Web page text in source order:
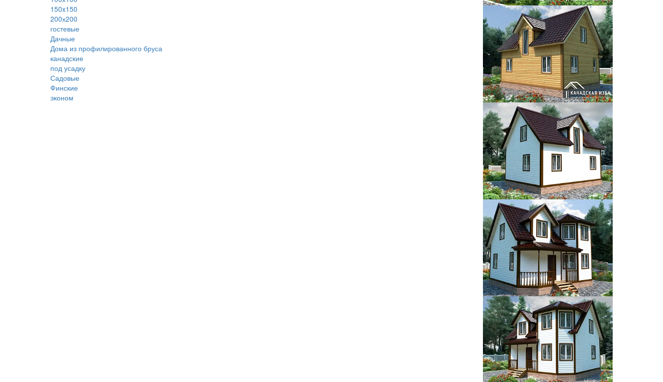
150x150
200х200
гостевые
Дачные
Дома из профилированного бруса
канадские
под усадку
Садовые
Финские
эконом